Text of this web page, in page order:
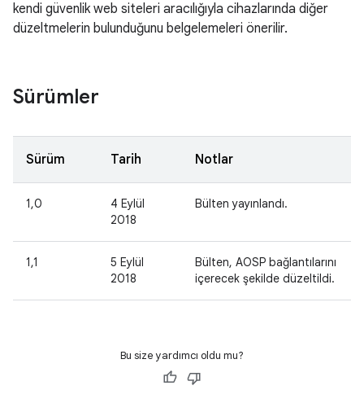
kendi güvenlik web siteleri aracılığıyla cihazlarında diğer
düzeltmelerin bulunduğunu belgelemeleri önerilir.
Sürümler
Sürüm Tarih Notlar
1,0
4 Eylül
2018
Bülten yayınlandı.
1,1
5 Eylül
2018
Bülten, AOSP bağlantılarını
içerecek şekilde düzeltildi.
Bu size yardımcı oldu mu?